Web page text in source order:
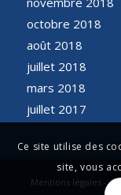
octobre 2018
août 2018
juillet 2018
mars 2018
juillet 2017
Mentions légales -
Ce site utilise des
site, vous